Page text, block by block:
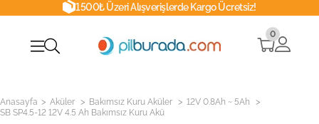
1500₺ Üzeri Alışverişlerde Kargo Ücretsiz!
0
Anasayfa > Aküler > Bakımsız Kuru Aküler > 12V 0.8Ah ~ 5Ah >
SB SP4.5-12 12V 4.5 Ah Bakımsız Kuru Akü